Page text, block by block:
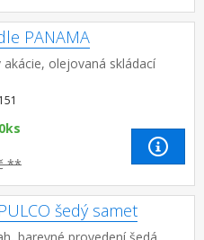
PANAMA
olejovaná skládací
**
šedý samet